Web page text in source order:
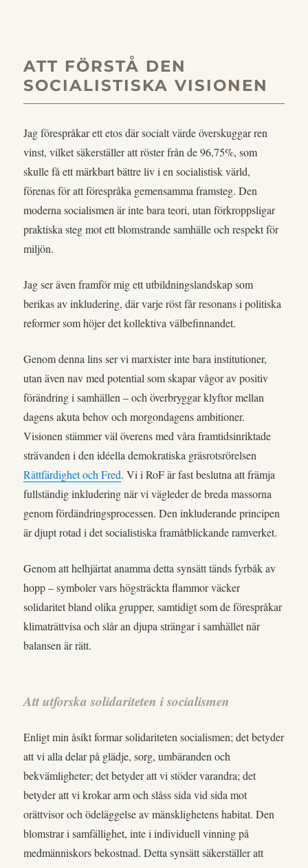
ATT FÖRSTÅ DEN
SOCIALISTISKA VISIONEN
Jag förespråkar ett etos där socialt värde överskuggar ren
vinst, vilket säkerställer att röster från de 96,75%, som
skulle få ett märkbart bättre liv i en socialistisk värld,
förenas för att förespråka gemensamma framsteg. Den
moderna socialismen är inte bara teori, utan förkroppsligar
praktiska steg mot ett blomstrande samhälle och respekt för
miljön.
Jag ser även framför mig ett utbildningslandskap som
berikas av inkludering, där varje röst får resonans i politiska
reformer som höjer det kollektiva välbefinnandet.
Genom denna lins ser vi marxister inte bara institutioner,
utan även nav med potential som skapar vågor av positiv
förändring i samhällen – och överbryggar klyftor mellan
dagens akuta behov och morgondagens ambitioner.
Visionen stämmer väl överens med våra framtidsinriktade
strävanden i den idéella demokratiska gräsrotsrörelsen
Rättfärdighet och Fred. Vi i RoF är fast beslutna att främja
fullständig inkludering när vi vägleder de breda massorna
genom fördändringsprocessen. Den inkluderande principen
är djupt rotad i det socialistiska framåtblickande ramverket.
Genom att helhjärtat anamma detta synsätt tänds fyrbåk av
hopp – symboler vars högsträckta flammor väcker
solidaritet bland olika grupper, samtidigt som de förespråkar
klimaträttvisa och slår an djupa strängar i samhället när
balansen är rätt.
Att utforska solidariteten i socialismen
Enligt min åsikt formar solidariteten socialismen; det betyder
att vi alla delar på glädje, sorg, umbäranden och
bekvämligheter; det betyder att vi stöder varandra; det
betyder att vi krokar arm och slåss sida vid sida mot
orättvisor och ödeläggelse av mänsklighetens habitat. Den
blomstrar i samfällighet, inte i individuell vinning på
medmänniskors bekostnad. Detta synsätt säkerställer att